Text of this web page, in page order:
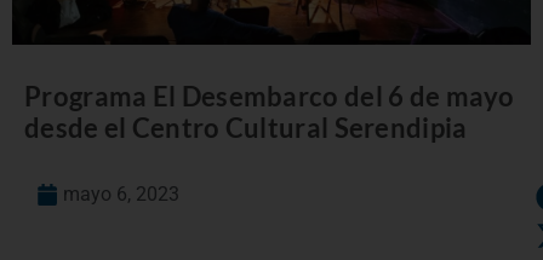
Programa El Desembarco del 6 de mayo
desde el Centro Cultural Serendipia
mayo 6, 2023